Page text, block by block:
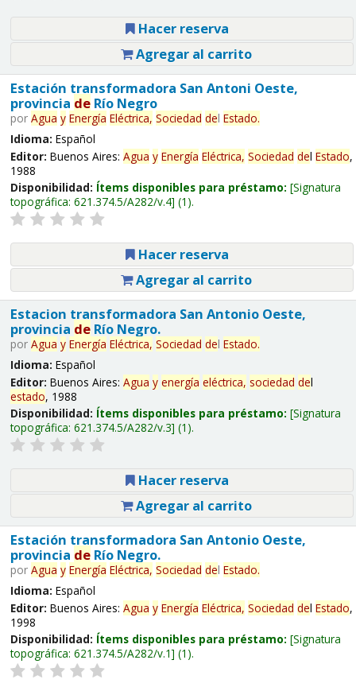
Hacer reserva
Agregar al carrito
Estación transformadora San Antoni Oeste,
provincia deRío Negro
por Agua y Energía Eléctrica, Sociedad del Estado.
Idioma: Español
Editor: Buenos Aires: Agua y Energía Eléctrica, Sociedad del Estado,
1988
Disponibilidad: Ítems disponibles para préstamo: Signatura
topográfica: 621.374.5/A282/v.4 (1).
Hacer reserva
Agregar al carrito
Estacion transformadora San Antonio Oeste,
provincia deRío Negro.
por Agua y Energía Eléctrica, Sociedad del Estado.
Idioma: Español
Editor: Buenos Aires: Agua y energía eléctrica, sociedad del
estado, 1988
Disponibilidad: Ítems disponibles para préstamo: Signatura
topográfica: 621.374.5/A282/v.3 (1).
Hacer reserva
Agregar al carrito
Estación transformadora San Antonio Oeste,
provincia deRío Negro.
por Agua y Energía Eléctrica, Sociedad del Estado.
Idioma: Español
Editor: Buenos Aires: Agua y Energía Eléctrica, Sociedad del Estado,
1998
Disponibilidad: Ítems disponibles para préstamo: Signatura
topográfica: 621.374.5/A282/v.1 (1).